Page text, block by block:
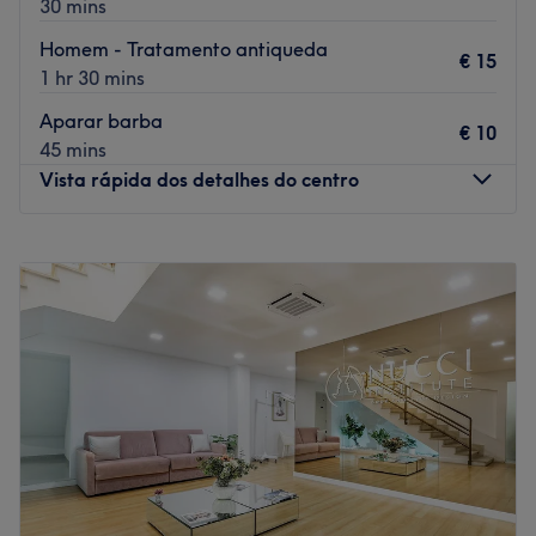
30 mins
Homem - Tratamento antiqueda
1 hr 30 mins
€ 15
Aparar barba
45 mins
€ 10
Vista rápida dos detalhes do centro
Terça-feira
Quarta-feira
21:00
Quinta-feira
08:15
Sexta-feira
08:15–21:00
08:15–21:00
09:00–14:00
Beauty Port Cascais is a modern beauty space located in
the heart of Cascais. We offer a wide range of services